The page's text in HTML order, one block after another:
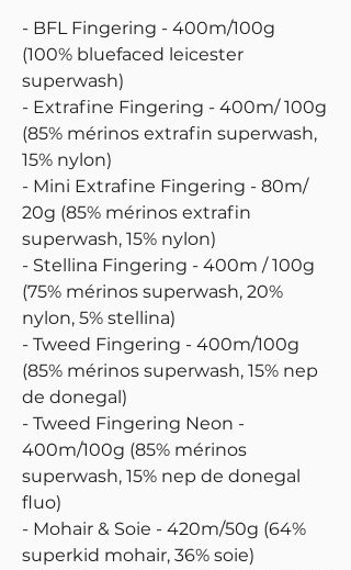
- BFL Fingering - 400m/100g
(100% bluefaced leicester
superwash)
- Extrafine Fingering - 400m/ 100g
(85% mérinos extrafin superwash,
15% nylon)
- Mini Extrafine Fingering - 80m/
20g (85% mérinos extrafin
superwash, 15% nylon)
- Stellina Fingering - 400m / 100g
(75% mérinos superwash, 20%
nylon, 5% stellina)
- Tweed Fingering - 400m/100g
(85% mérinos superwash, 15% nep
de donegal)
- Tweed Fingering Neon -
400m/100g (85% mérinos
superwash, 15% nep de donegal
fluo)
- Mohair & Soie - 420m/50g (64%
superkid mohair, 36% soie)